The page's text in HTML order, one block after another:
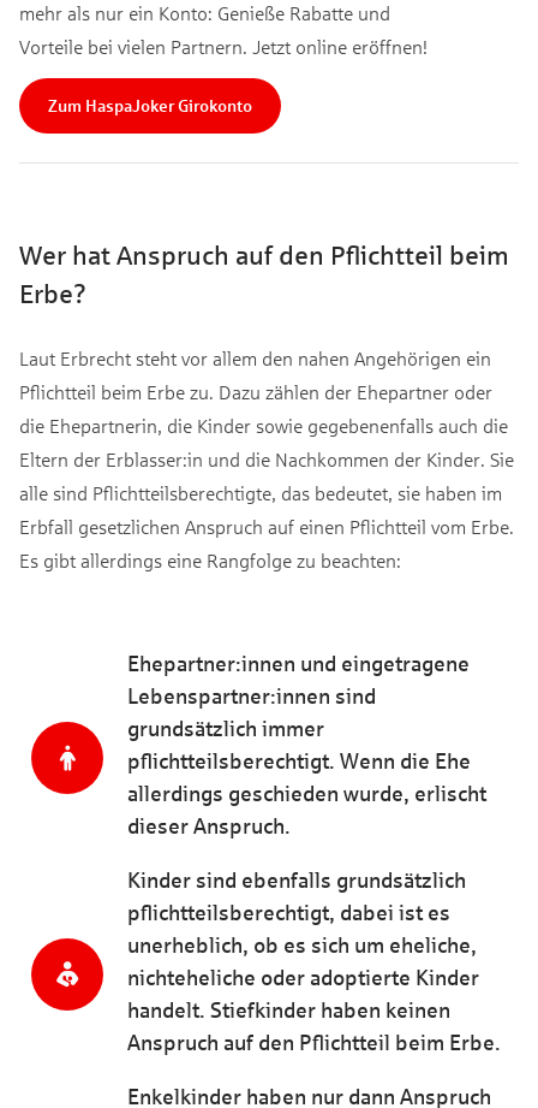
mehr als nur ein Konto: Genieße Rabatte und
Vorteile bei vielen Partnern. Jetzt online eröffnen!
Zum HaspaJoker Girokonto
Wer hat Anspruch auf den Pflichtteil beim
Erbe?
Laut Erbrecht steht vor allem den nahen Angehörigen ein
Pflichtteil beim Erbe zu. Dazu zählen der Ehepartner oder
die Ehepartnerin, die Kinder sowie gegebenenfalls auch die
Eltern der Erblasser:in und die Nachkommen der Kinder. Sie
alle sind Pflichtteilsberechtigte, das bedeutet, sie haben im
Erbfall gesetzlichen Anspruch auf einen Pflichtteil vom Erbe.
Es gibt allerdings eine Rangfolge zu beachten:
Ehepartner:innen und eingetragene
Lebenspartner:innen sind
grundsätzlich immer
pflichtteilsberechtigt. Wenn die Ehe
allerdings geschieden wurde, erlischt
dieser Anspruch.
Kinder sind ebenfalls grundsätzlich
pflichtteilsberechtigt, dabei ist es
unerheblich, ob es sich um eheliche,
nichteheliche oder adoptierte Kinder
handelt. Stiefkinder haben keinen
Anspruch auf den Pflichtteil beim Erbe.
Enkelkinder haben nur dann Anspruch